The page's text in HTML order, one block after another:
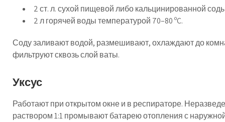
2 ст. л. сухой пищевой либо кальцинированной
2 л горячей воды температурой 70–80 ºC.
Соду заливают водой, размешивают, охлаждают до
фильтруют сквозь слой ваты.
Уксус
Работают при открытом окне и в респираторе.
раствором 1:1 промывают батарею отопления с